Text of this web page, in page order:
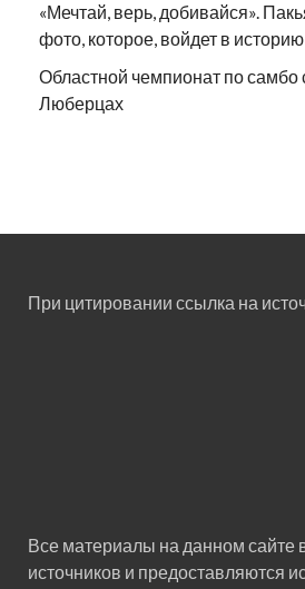
«Мечтай, верь, добивайся».
фото, которое, войдет в
Областной чемпионат по самбо
Люберцах
При цитировании ссылка на
Все материалы на данном сайте
источников и предоставляются